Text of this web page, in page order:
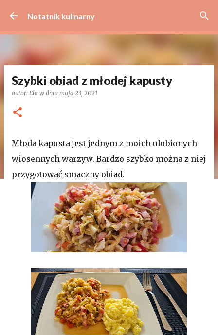
Przejdź do głównej zawartości
Notatnik kulinarny
Szybki obiad z młodej kapusty
autor: Ela w dniu maja 23, 2021
Młoda kapusta jest jednym z moich ulubionych
wiosennych warzyw. Bardzo szybko można z niej
przygotować smaczny obiad.